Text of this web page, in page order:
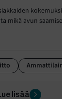
mikä avun
lisää